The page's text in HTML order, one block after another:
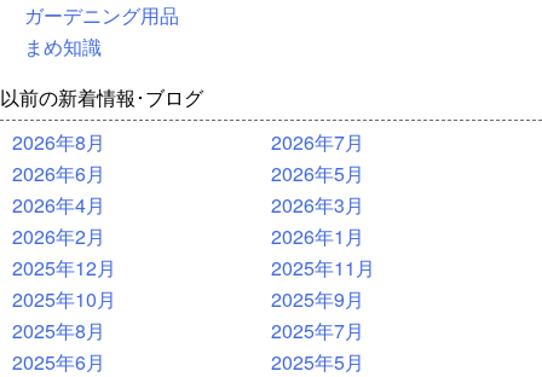
ガーデニング用品
まめ知識
以前の新着情報･ブログ
2026年8月
2026年7月
2026年6月
2026年5月
2026年4月
2026年3月
2026年2月
2026年1月
2025年12月
2025年11月
2025年10月
2025年9月
2025年8月
2025年7月
2025年6月
2025年5月